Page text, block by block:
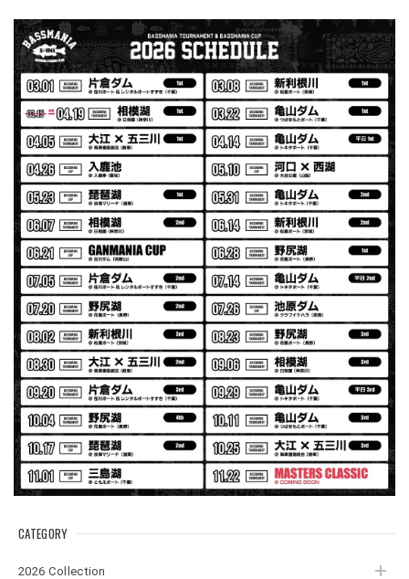
CATEGORY
2026 Collection
【Seamania】Uv Rush Cool Logo Zip Parka［BLK］［LIMITED］
ブラック L
2026/07/30
発送も早く着心地最高！！！！ セットアップで短パンも買
えば良かった！！
Logo Sweat Zip Parka [ASH GRY]
アッシュグレー XXL
2026/07/30
夏の早朝 少し肌寒い時一枚羽織りたい時ちょうど良い。
秋 冬 春 中でも外でも、ちょっと良い。厚めの生地がし
っかりしていて、タウンユースでも、気分良く歩けます。
Electric Motor Wire Code Jacket
2026/07/30
ネオプレーンの生地のしなやかな品で、何にでも使えるバス
マニアファンには、欠かせないアイテムですよ。ワイヤージ
ャケットは、もちろん 車内の、ロッドバーにマッチして、
気分も上がります。